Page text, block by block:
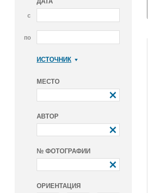
с
по
ИСТОЧНИК
МЕСТО
АВТОР
№ ФОТОГРАФИИ
ОРИЕНТАЦИЯ